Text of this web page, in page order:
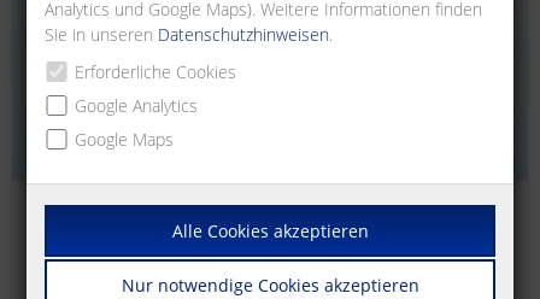
Kataloge & Broschüren
Laden Sie sich unser Informationsmaterial bequem als PDF
Analytics und Google Maps). Weitere Informationen finden
Sie in unseren Datenschutzhinweisen.
Erforderliche Cookies
Google Analytics
Google Maps
Alle Cookies akzeptieren
Nur notwendige Cookies akzeptieren